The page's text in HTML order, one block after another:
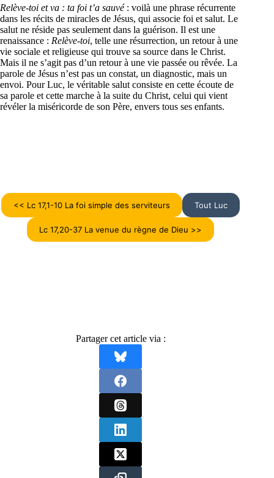
Relève-toi et va : ta foi t’a sauvé: voilà une phrase récurrente
dans les récits de miracles de Jésus, qui associe foi et salut. Le
salut ne réside pas seulement dans la guérison. Il est une
renaissance : Relève-toi, telle une résurrection, un retour à une
vie sociale et religieuse qui trouve sa source dans le Christ.
Mais il ne s’agit pas d’un retour à une vie passée ou rêvée. La
parole de Jésus n’est pas un constat, un diagnostic, mais un
envoi. Pour Luc, le véritable salut consiste en cette écoute de
sa parole et cette marche à la suite du Christ, celui qui vient
révéler la miséricorde de son Père, envers tous ses enfants.
<< Lc 17,1-10 La foi simple des serviteurs Tout Luc
Lc 17,20-37 La venue du règne de Dieu >>
Partager cet article via :